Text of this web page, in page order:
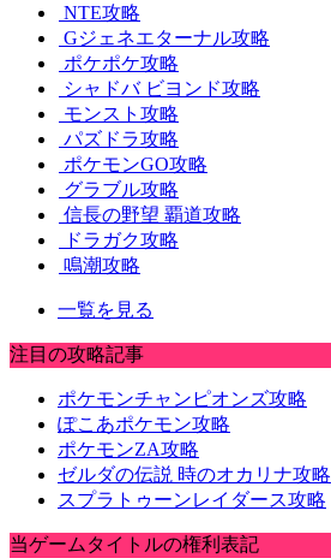
NTE攻略
Gジェネエターナル攻略
ポケポケ攻略
シャドバ ビヨンド攻略
モンスト攻略
パズドラ攻略
ポケモンGO攻略
グラブル攻略
信長の野望 覇道攻略
ドラガク攻略
鳴潮攻略
一覧を見る
注目の攻略記事
ポケモンチャンピオンズ攻略
ぽこあポケモン攻略
ポケモンZA攻略
ゼルダの伝説 時のオカリナ攻略
スプラトゥーンレイダース攻略
当ゲームタイトルの権利表記